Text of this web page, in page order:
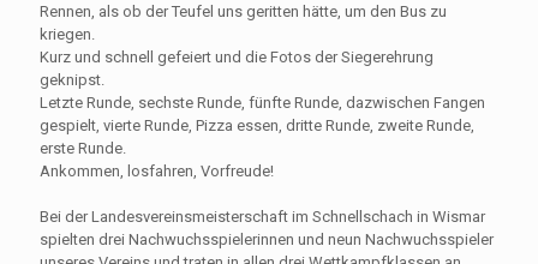
Rennen, als ob der Teufel uns geritten hätte, um den Bus zu
kriegen.
Kurz und schnell gefeiert und die Fotos der Siegerehrung
geknipst.
Letzte Runde, sechste Runde, fünfte Runde, dazwischen Fangen
gespielt, vierte Runde, Pizza essen, dritte Runde, zweite Runde,
erste Runde.
Ankommen, losfahren, Vorfreude!
Bei der Landesvereinsmeisterschaft im Schnellschach in Wismar
spielten drei Nachwuchsspielerinnen und neun Nachwuchsspieler